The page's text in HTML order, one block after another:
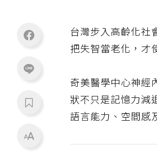
台灣步入高齡化社
把失智當老化，才
奇美醫學中心神經
狀不只是記憶力減
語言能力、空間感